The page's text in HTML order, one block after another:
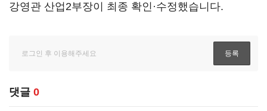
강영관 산업2부장이 최종 확인·수정했습니다.
댓글 0